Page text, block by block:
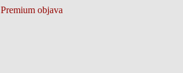
Premium objava